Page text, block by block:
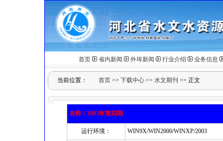
首页 省内新闻 外埠新闻 行业介绍 业务信息
当前位置： 首页 >> 下载中心 >> 水文期刊 >> 正文
名称：2005年第四期
运行环境： WIN9X/WIN2000/WINXP/2003